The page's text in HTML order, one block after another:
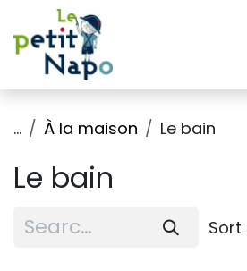
Skip to Content
... À la maison Le bain
Le bain
Sort